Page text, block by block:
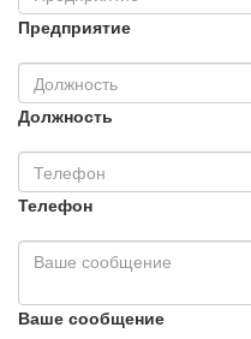
Предприятие
Должность
Телефон
Ваше сообщение